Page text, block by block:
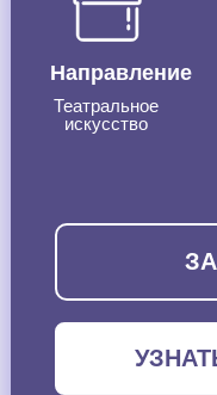
Направление
Театральное
искусство